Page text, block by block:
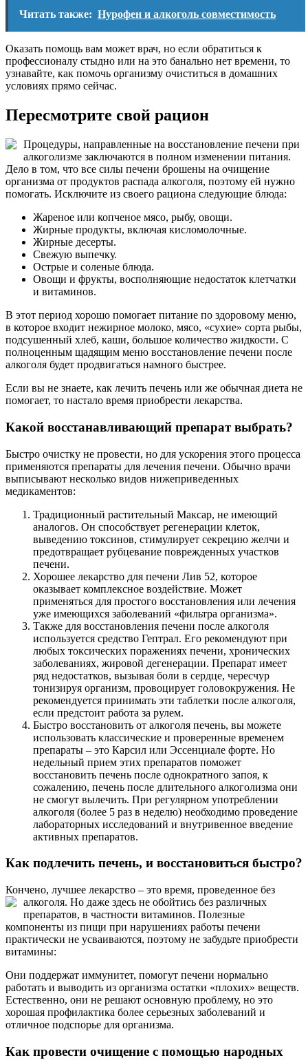
Читать также: Нурофен и алкоголь совместимость
Оказать помощь вам может врач, но если обратиться к
профессионалу стыдно или на это банально нет времени, то
узнавайте, как помочь организму очиститься в домашних
условиях прямо сейчас.
Пересмотрите свой рацион
Процедуры, направленные на восстановление печени при
алкоголизме заключаются в полном изменении питания.
Дело в том, что все силы печени брошены на очищение
организма от продуктов распада алкоголя, поэтому ей нужно
помогать. Исключите из своего рациона следующие блюда:
Жареное или копченое мясо, рыбу, овощи.
Жирные продукты, включая кисломолочные.
Жирные десерты.
Свежую выпечку.
Острые и соленые блюда.
Овощи и фрукты, восполняющие недостаток клетчатки
и витаминов.
В этот период хорошо помогает питание по здоровому меню,
в которое входит нежирное молоко, мясо, «сухие» сорта рыбы,
подсушенный хлеб, каши, большое количество жидкости. С
полноценным щадящим меню восстановление печени после
алкоголя будет продвигаться намного быстрее.
Если вы не знаете, как лечить печень или же обычная диета не
помогает, то настало время приобрести лекарства.
Какой восстанавливающий препарат выбрать?
Быстро очистку не провести, но для ускорения этого процесса
применяются препараты для лечения печени. Обычно врачи
выписывают несколько видов нижеприведенных
медикаментов:
Традиционный растительный Максар, не имеющий
аналогов. Он способствует регенерации клеток,
выведению токсинов, стимулирует секрецию желчи и
предотвращает рубцевание поврежденных участков
печени.
Хорошее лекарство для печени Лив 52, которое
оказывает комплексное воздействие. Может
применяться для простого восстановления или лечения
уже имеющихся заболеваний «фильтра организма».
Также для восстановления печени после алкоголя
используется средство Гептрал. Его рекомендуют при
любых токсических поражениях печени, хронических
заболеваниях, жировой дегенерации. Препарат имеет
ряд недостатков, вызывая боли в сердце, чересчур
тонизируя организм, провоцирует головокружения. Не
рекомендуется принимать эти таблетки после алкоголя,
если предстоит работа за рулем.
Быстро восстановить от алкоголя печень, вы можете
использовать классические и проверенные временем
препараты – это Карсил или Эссенциале форте. Но
недельный прием этих препаратов поможет
восстановить печень после однократного запоя, к
сожалению, печень после длительного алкоголизма они
не смогут вылечить. При регулярном употреблении
алкоголя (более 5 раз в неделю) необходимо проведение
лабораторных исследований и внутривенное введение
активных препаратов.
Как подлечить печень, и восстановиться быстро?
Кончено, лучшее лекарство – это время, проведенное без
алкоголя. Но даже здесь не обойтись без различных
препаратов, в частности витаминов. Полезные
компоненты из пищи при нарушениях работы печени
практически не усваиваются, поэтому не забудьте приобрести
витамины:
Они поддержат иммунитет, помогут печени нормально
работать и выводить из организма остатки «плохих» веществ.
Естественно, они не решают основную проблему, но это
хорошая профилактика более серьезных заболеваний и
отличное подспорье для организма.
Как провести очищение с помощью народных